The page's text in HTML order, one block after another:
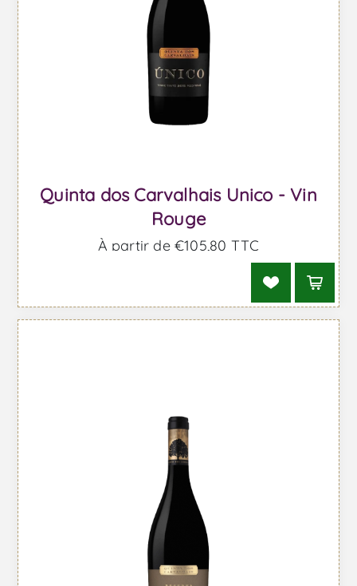
Quinta dos Carvalhais Unico - Vin
Rouge
À partir de €105,80 TTC